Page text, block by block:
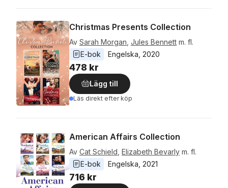
Christmas Presents Collection
Av Sarah Morgan Jules Bennett m. fl.
E-bok
Engelska 2020
478 kr
Lägg till
Läs direkt efter köp
American Affairs Collection
Av Cat Schield Elizabeth Bevarly m. fl.
E-bok
Engelska 2021
716 kr